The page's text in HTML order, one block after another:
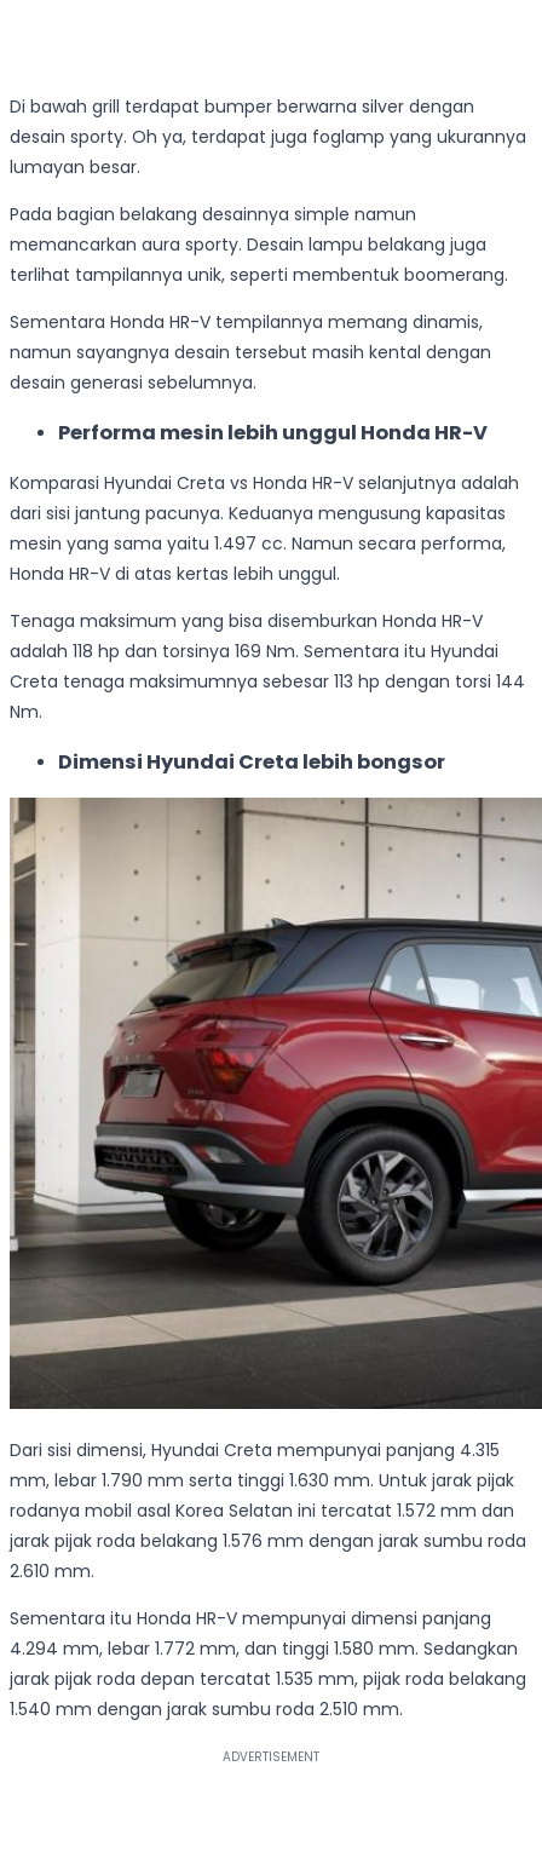
Di bawah grill terdapat bumper berwarna silver dengan
desain sporty. Oh ya, terdapat juga foglamp yang ukurannya
lumayan besar.
Pada bagian belakang desainnya simple namun
memancarkan aura sporty. Desain lampu belakang juga
terlihat tampilannya unik, seperti membentuk boomerang.
Sementara Honda HR-V tempilannya memang dinamis,
namun sayangnya desain tersebut masih kental dengan
desain generasi sebelumnya.
Performa mesin lebih unggul Honda HR-V
Komparasi Hyundai Creta vs Honda HR-V selanjutnya adalah
dari sisi jantung pacunya. Keduanya mengusung kapasitas
mesin yang sama yaitu 1.497 cc. Namun secara performa,
Honda HR-V di atas kertas lebih unggul.
Tenaga maksimum yang bisa disemburkan Honda HR-V
adalah 118 hp dan torsinya 169 Nm. Sementara itu Hyundai
Creta tenaga maksimumnya sebesar 113 hp dengan torsi 144
Nm.
Dimensi Hyundai Creta lebih bongsor
Dari sisi dimensi, Hyundai Creta mempunyai panjang 4.315
mm, lebar 1.790 mm serta tinggi 1.630 mm. Untuk jarak pijak
rodanya mobil asal Korea Selatan ini tercatat 1.572 mm dan
jarak pijak roda belakang 1.576 mm dengan jarak sumbu roda
2.610 mm.
Sementara itu Honda HR-V mempunyai dimensi panjang
4.294 mm, lebar 1.772 mm, dan tinggi 1.580 mm. Sedangkan
jarak pijak roda depan tercatat 1.535 mm, pijak roda belakang
1.540 mm dengan jarak sumbu roda 2.510 mm.